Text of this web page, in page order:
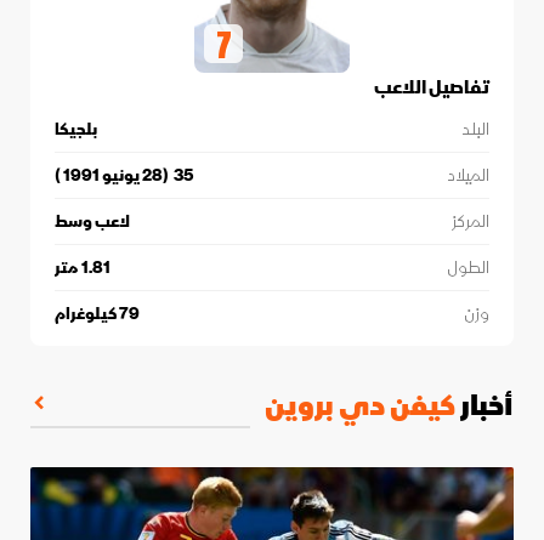
تفاصيل اللاعب
بلجيكا
البلد
35
(28 يونيو 1991 )
الميلاد
لاعب وسط
المركز
1.81متر
الطول
79كيلوغرام وزن
7
أخباركيفن دي بروين